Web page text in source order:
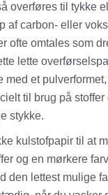
overføres til tykke
af carbon- eller
ofte omtales som
lette
med et
til brug på
stykke.
kulstofpapir til at
og en mørkere
den lettest mulige